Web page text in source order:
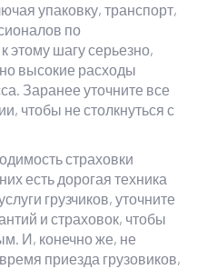
упаковку, транспорт,
по
этому шагу серьезно,
высокие расходы
Заранее уточните все
чтобы не столкнуться с
страховки
есть дорогая техника
грузчиков, уточните
и страховок, чтобы
И, конечно же, не
приезда грузовиков,